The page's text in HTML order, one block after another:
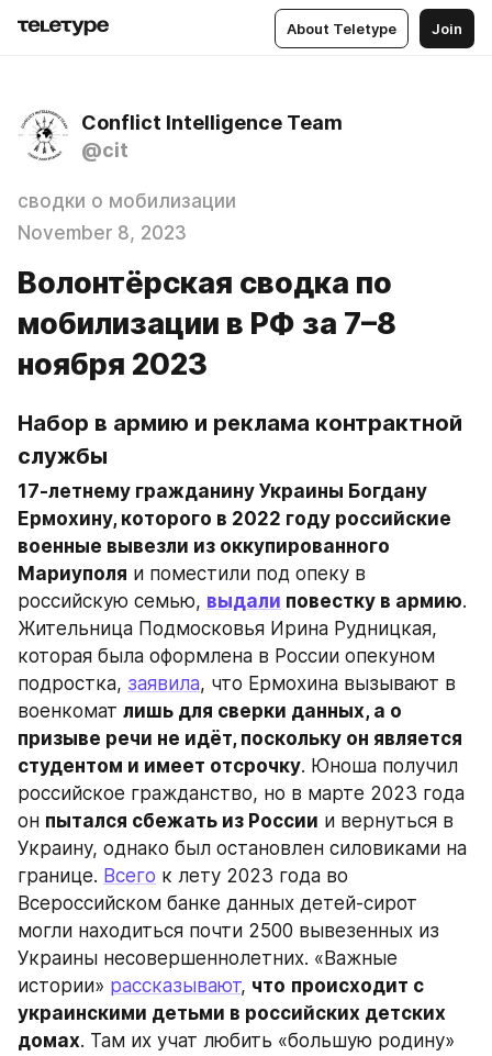
About Teletype Join
Conflict Intelligence Team
@cit
сводки о мобилизации
November 8, 2023
Волонтёрская сводка по
мобилизации в РФ за 7–8
ноября 2023
Набор в армию и реклама контрактной
службы
17-летнему гражданину Украины Богдану
Ермохину, которого в 2022 году российские
военные вывезли из оккупированного
Мариуполя и поместили под опеку в
российскую семью, выдали повестку в армию.
Жительница Подмосковья Ирина Рудницкая,
которая была оформлена в России опекуном
подростка, заявила, что Ермохина вызывают в
военкомат лишь для сверки данных, а о
призыве речи не идёт, поскольку он является
студентом и имеет отсрочку. Юноша получил
российское гражданство, но в марте 2023 года
он пытался сбежать из России и вернуться в
Украину, однако был остановлен силовиками на
границе. Всего к лету 2023 года во
Всероссийском банке данных детей-сирот
могли находиться почти 2500 вывезенных из
Украины несовершеннолетних. «Важные
истории» рассказывают, что происходит с
украинскими детьми в российских детских
домах. Там их учат любить «большую родину»